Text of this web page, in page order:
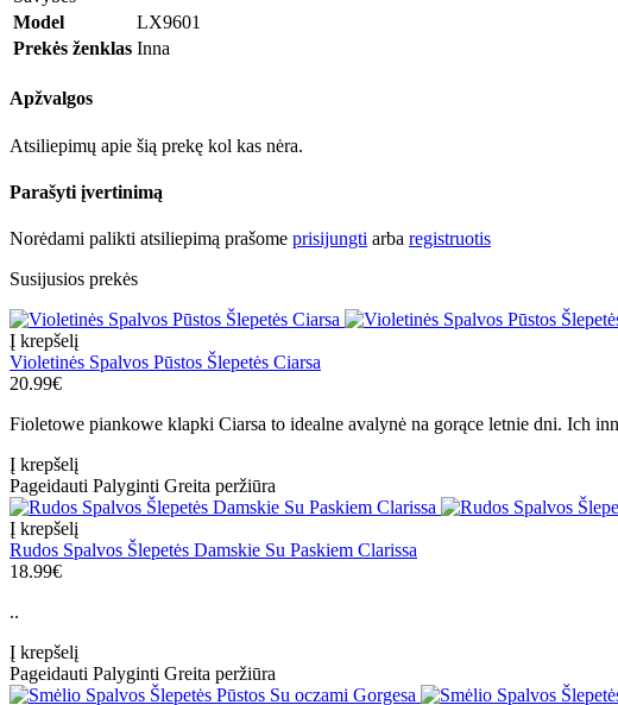
Model
LX9601
Prekės ženklas Inna
Apžvalgos
Atsiliepimų apie šią prekę kol kas nėra.
Parašyti įvertinimą
Norėdami palikti atsiliepimą prašome prisijungti arba registruotis
Susijusios prekės
Į krepšelį
Violetinės Spalvos Pūstos Šlepetės Ciarsa
20.99€
Fioletowe piankowe klapki Ciarsa to idealne avalynė na gorące letnie dni. Ich
Į krepšelį
Pageidauti Palyginti Greita peržiūra
Į krepšelį
Rudos Spalvos Šlepetės Damskie Su Paskiem Clarissa
18.99€
..
Į krepšelį
Pageidauti Palyginti Greita peržiūra